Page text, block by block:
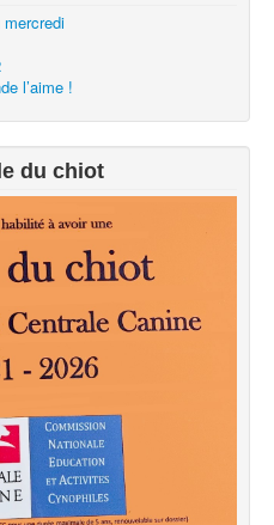
l’aime !
du chiot